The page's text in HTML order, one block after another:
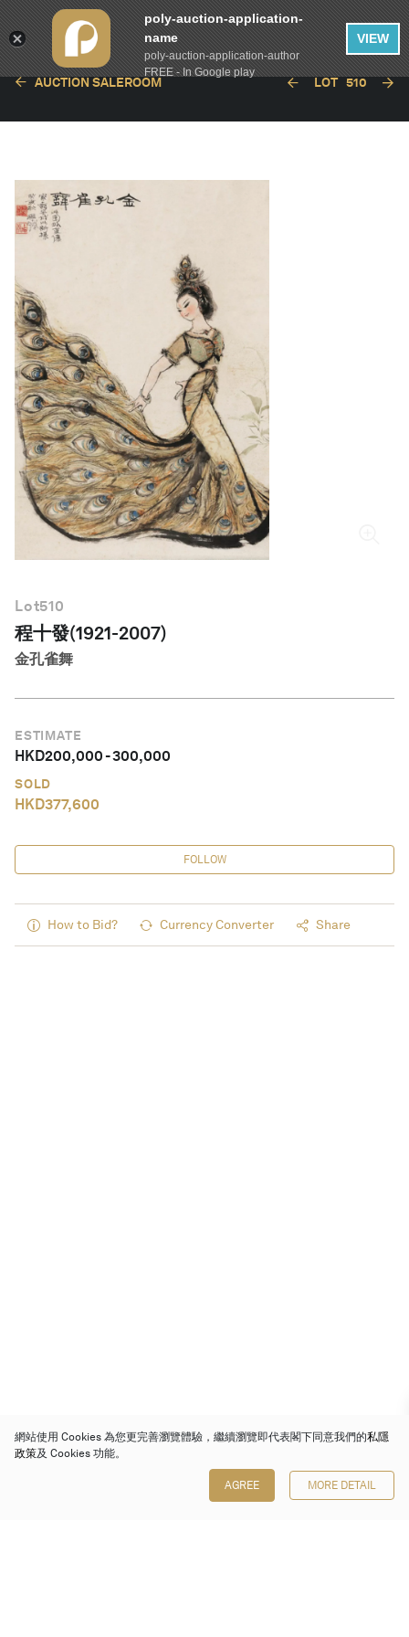
繁體中文
AUCTION SALEROOM LOT 510
Lot510
程十發(1921-2007)
金孔雀舞
ESTIMATE
HKD200,000-300,000
SOLD
HKD377,600
FOLLOW
How to Bid? Currency Converter Share
網站使用 Cookies 為您更完善瀏覽體驗，繼續瀏覽即代表閣下同意我們的私隱
政策及 Cookies 功能。
AGREE MORE DETAIL
poly-auction-application-
name
poly-auction-application-author
FREE - In Google play
VIEW